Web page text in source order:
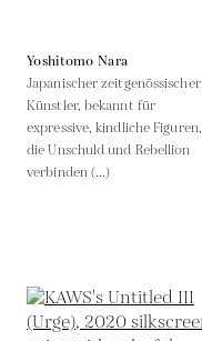
Yoshitomo Nara
Japanischer zeitgenössischer
Künstler, bekannt für
expressive, kindliche Figuren,
die Unschuld und Rebellion
verbinden (...)